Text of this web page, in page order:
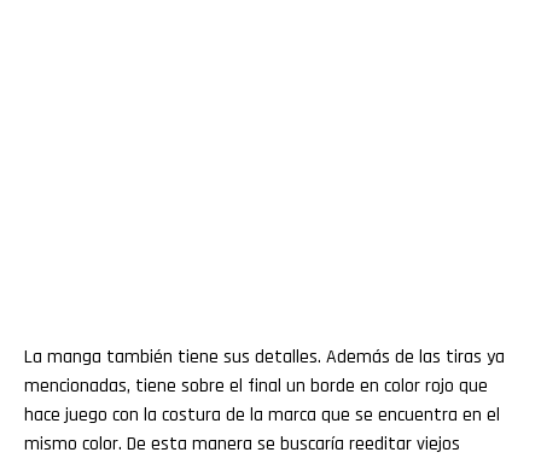
La manga también tiene sus detalles. Además de las tiras ya
mencionadas, tiene sobre el final un borde en color rojo que
hace juego con la costura de la marca que se encuentra en el
mismo color. De esta manera se buscaría reeditar viejos